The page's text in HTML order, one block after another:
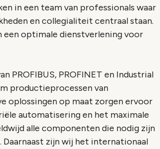
in een team van professionals waar
en collegialiteit centraal staan.
een optimale dienstverlening voor
PROFIBUS, PROFINET en Industrial
productieprocessen van
oplossingen op maat zorgen ervoor
automatisering en het maximale
alle componenten die nodig zijn
zijn wij het internationaal